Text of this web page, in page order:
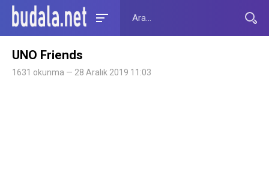
UNO Friends
1631 okunma — 28 Aralık 2019 11:03